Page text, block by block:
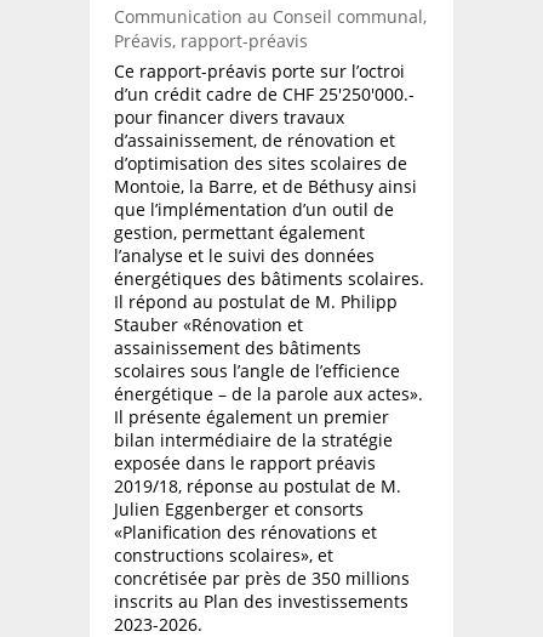
Communication au Conseil communal,
Préavis, rapport-préavis
Ce rapport-préavis porte sur l’octroi
d’un crédit cadre de CHF 25'250'000.-
pour financer divers travaux
d’assainissement, de rénovation et
d’optimisation des sites scolaires de
Montoie, la Barre, et de Béthusy ainsi
que l’implémentation d’un outil de
gestion, permettant également
l’analyse et le suivi des données
énergétiques des bâtiments scolaires.
Il répond au postulat de M. Philipp
Stauber «Rénovation et
assainissement des bâtiments
scolaires sous l’angle de l’efficience
énergétique – de la parole aux actes».
Il présente également un premier
bilan intermédiaire de la stratégie
exposée dans le rapport préavis
2019/18, réponse au postulat de M.
Julien Eggenberger et consorts
«Planification des rénovations et
constructions scolaires», et
concrétisée par près de 350 millions
inscrits au Plan des investissements
2023-2026.